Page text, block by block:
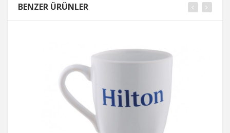
BENZER ÜRÜNLER